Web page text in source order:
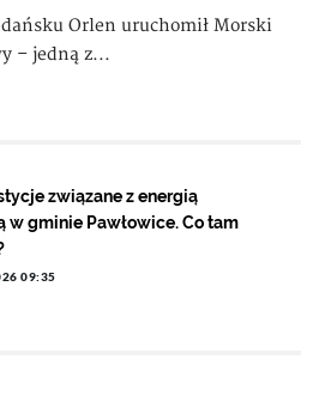
Orlen uruchomił Morski
– jedną z...
związane z energią
w gminie Pawłowice. Co tam
09:35